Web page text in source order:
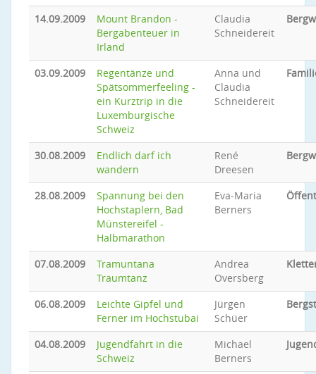
14.09.2009
Mount Brandon -
Bergabenteuer in
Irland
Claudia
Schneidereit
03.09.2009
Regentänze und
Spätsommerfeeling -
ein Kurztrip in die
Luxemburgische
Schweiz
Anna und
Claudia
Schneidereit
30.08.2009
Endlich darf ich
wandern
René
Dreesen
28.08.2009
Spannung bei den
Hochstaplern, Bad
Münstereifel -
Halbmarathon
Eva-Maria
Berners
07.08.2009
Tramuntana
Traumtanz
Andrea
Oversberg
06.08.2009
Leichte Gipfel und
Ferner im Hochstubai
Jürgen
Schüer
04.08.2009
Jugendfahrt in die
Schweiz
Michael
Berners